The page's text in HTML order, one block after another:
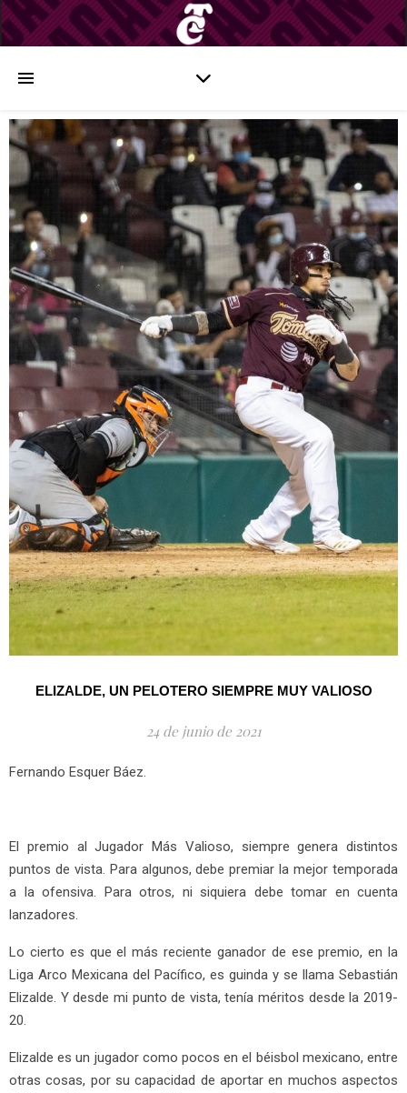
ELIZALDE, UN PELOTERO SIEMPRE MUY VALIOSO
24 de junio de 2021
Fernando Esquer Báez.
El premio al Jugador Más Valioso, siempre genera distintos
puntos de vista. Para algunos, debe premiar la mejor temporada
a la ofensiva. Para otros, ni siquiera debe tomar en cuenta
lanzadores.
Lo cierto es que el más reciente ganador de ese premio, en la
Liga Arco Mexicana del Pacífico, es guinda y se llama Sebastián
Elizalde. Y desde mi punto de vista, tenía méritos desde la 2019-
20.
Elizalde es un jugador como pocos en el béisbol mexicano, entre
otras cosas, por su capacidad de aportar en muchos aspectos